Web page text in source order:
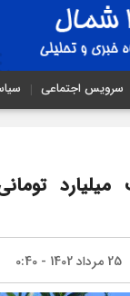
سرویس اجتماعی
25 مرداد 1402 - 0:40